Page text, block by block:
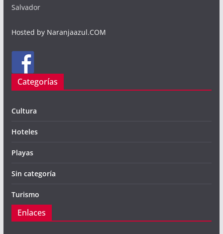
Salvador
Hosted by Naranjaazul.COM
Categorías
Cultura
Hoteles
Playas
Sin categoría
Turismo
Enlaces